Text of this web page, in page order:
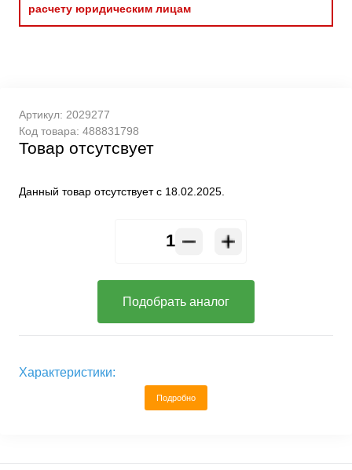
расчету юридическим лицам
Артикул: 2029277
Код товара: 488831798
Товар отсутсвует
Данный товар отсутствует с 18.02.2025.
Подобрать аналог
Характеристики:
Подробно